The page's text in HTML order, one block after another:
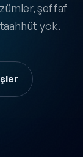
şeffaf
yok.